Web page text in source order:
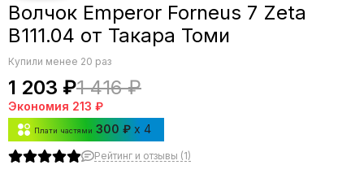
Волчок Emperor Forneus 7 Zeta
B111.04 от Такара Томи
Купили менее 20 раз
1 203 ₽1 416 ₽
Экономия 213 ₽
Плати частями 300 ₽ x 4
Рейтинг и отзывы (1)